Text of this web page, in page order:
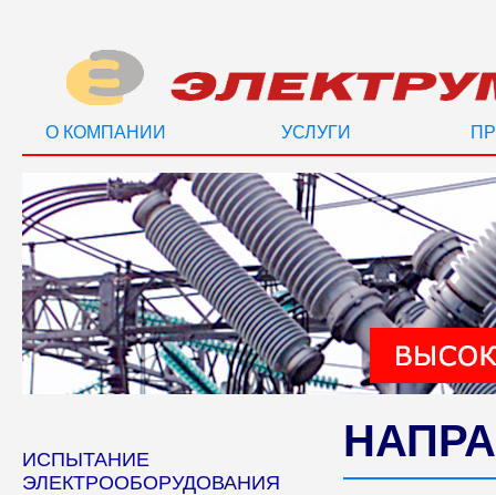
О КОМПАНИИ УСЛУГИ
ИСПЫТАНИЕ
ЭЛЕКТРООБОРУДОВАНИЯ